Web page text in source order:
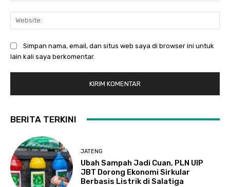
Simpan nama, email, dan situs web saya di browser ini untuk
lain kali saya berkomentar.
BERITA TERKINI
JATENG
Ubah Sampah Jadi Cuan, PLN UIP
JBT Dorong Ekonomi Sirkular
Berbasis Listrik di Salatiga